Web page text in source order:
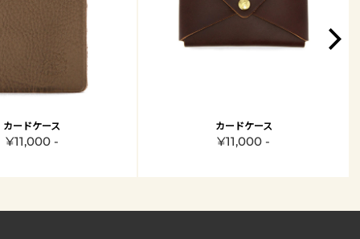
カードケース
¥11,000 -
カードケース
¥11,000 -